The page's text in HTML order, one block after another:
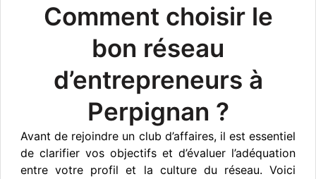
Comment choisir le
bon réseau
d’entrepreneurs à
Perpignan ?
Avant de rejoindre un club d’affaires, il est essentiel
de clarifier vos objectifs et d’évaluer l’adéquation
entre votre profil et la culture du réseau. Voici